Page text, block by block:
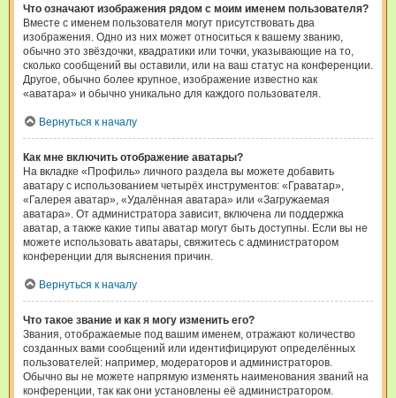
Что означают изображения рядом с моим именем пользователя?
Вместе с именем пользователя могут присутствовать два
изображения. Одно из них может относиться к вашему званию,
обычно это звёздочки, квадратики или точки, указывающие на то,
сколько сообщений вы оставили, или на ваш статус на конференции.
Другое, обычно более крупное, изображение известно как
«аватара» и обычно уникально для каждого пользователя.
Вернуться к началу
Как мне включить отображение аватары?
На вкладке «Профиль» личного раздела вы можете добавить
аватару с использованием четырёх инструментов: «Граватар»,
«Галерея аватар», «Удалённая аватара» или «Загружаемая
аватара». От администратора зависит, включена ли поддержка
аватар, а также какие типы аватар могут быть доступны. Если вы не
можете использовать аватары, свяжитесь с администратором
конференции для выяснения причин.
Вернуться к началу
Что такое звание и как я могу изменить его?
Звания, отображаемые под вашим именем, отражают количество
созданных вами сообщений или идентифицируют определённых
пользователей: например, модераторов и администраторов.
Обычно вы не можете напрямую изменять наименования званий на
конференции, так как они установлены её администратором.